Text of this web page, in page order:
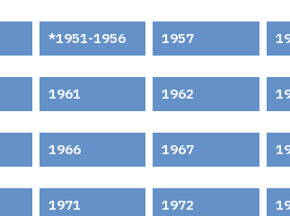
*1951-1956 1957
1961 1962
1966 1967
1971 1972